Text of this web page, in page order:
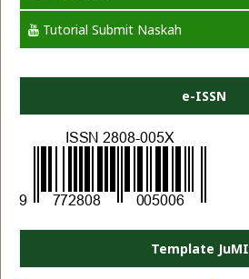
Tutorial Submit Naskah
e-ISSN
Template